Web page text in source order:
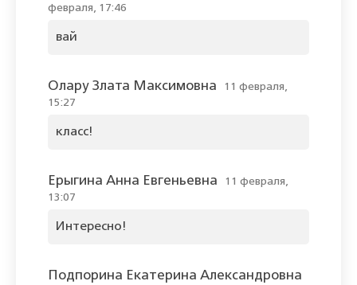
февраля, 17:46
вай
Олару Злата Максимовна
11 февраля,
15:27
класс!
Ерыгина Анна Евгеньевна
11 февраля,
13:07
Интересно!
Подпорина Екатерина Александровна